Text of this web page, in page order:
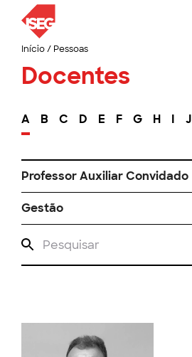
Início/ Pessoas
Docentes
A B C D E F G H I J
Professor Auxiliar Convidado
Gestão